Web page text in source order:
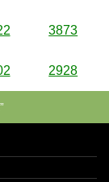
3873
2928